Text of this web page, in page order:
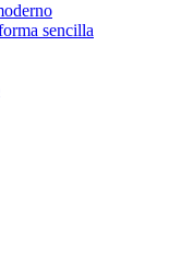
sencilla